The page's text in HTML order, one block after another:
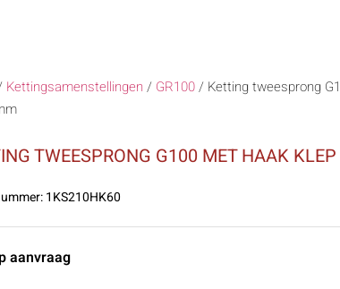
Kettingsamenstellingen / GR100/ Ketting tweesprong
TWEESPRONG G100 MET HAAK
1KS210HK60
aanvraag